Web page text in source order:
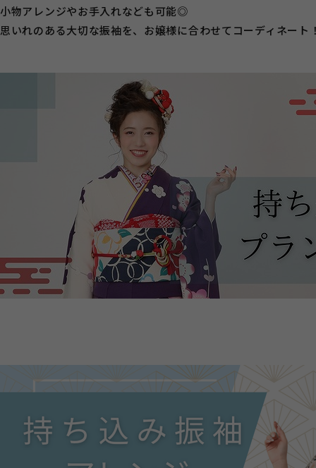
小物アレンジやお手入れなども可能◎
思いれのある大切な振袖を、お嬢様に合わせてコーディネート